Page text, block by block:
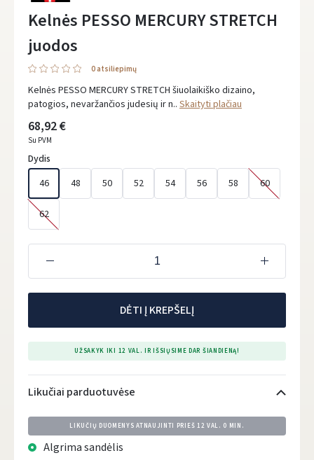
Kelnės PESSO MERCURY STRETCH
juodos
0 atsiliepimų
Kelnės PESSO MERCURY STRETCH šiuolaikiško dizaino,
patogios, nevaržančios judesių ir n.. Skaityti plačiau
68,92 €
Su PVM
Dydis
46
48 50 52 54 56 58 60
62
DĖTI Į KREPŠELĮ
UŽSAKYK IKI 12 VAL. IR IŠSIŲSIME DAR ŠIANDIENĄ!
Likučiai parduotuvėse
LIKUČIŲ DUOMENYS ATNAUJINTI PRIEŠ 12 VAL. 0 MIN.
Algrima sandėlis